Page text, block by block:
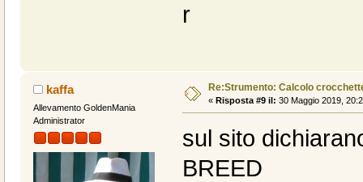
r
kaffa
Allevamento GoldenMania
Administrator
Re:Strumento: Calcolo
« Risposta #9 il: 30 Maggio 2019,
sul sito
BREED